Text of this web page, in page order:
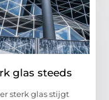
glas steeds
sterk glas stijgt